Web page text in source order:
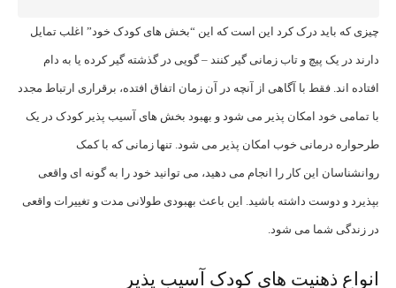
چیزی که باید درک کرد این است که این “بخش های کودک خود” اغلب تمایل
دارند در یک پیچ و تاب زمانی گیر کنند – گویی در گذشته گیر کرده یا به دام
افتاده اند. فقط با آگاهی از آنچه در آن زمان اتفاق افتده، برقراری ارتباط مجدد
با تمامی خود امکان پذیر می شود و بهبود بخش های آسیب پذیر کودک در یک
طرحواره درمانی خوب امکان پذیر می شود. تنها زمانی که با کمک
روانشناسان این کار را انجام می دهید، می توانید خود را به گونه ای واقعی
بپذیرد و دوست داشته باشید. این باعث بهبودی طولانی مدت و تغییرات واقعی
در زندگی شما می شود.
انواع ذهنیت های کودک آسیب پذیر